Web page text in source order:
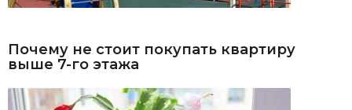
Почему не стоит покупать квартиру
выше 7-го этажа